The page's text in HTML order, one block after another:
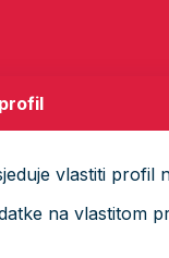
vlastiti profil
na vlastitom